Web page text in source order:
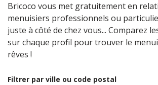
Bricoco vous met gratuitement en
menuisiers professionnels ou
juste à côté de chez vous... Comparez
sur chaque profil pour trouver le
rêves !
Filtrer par ville ou code postal